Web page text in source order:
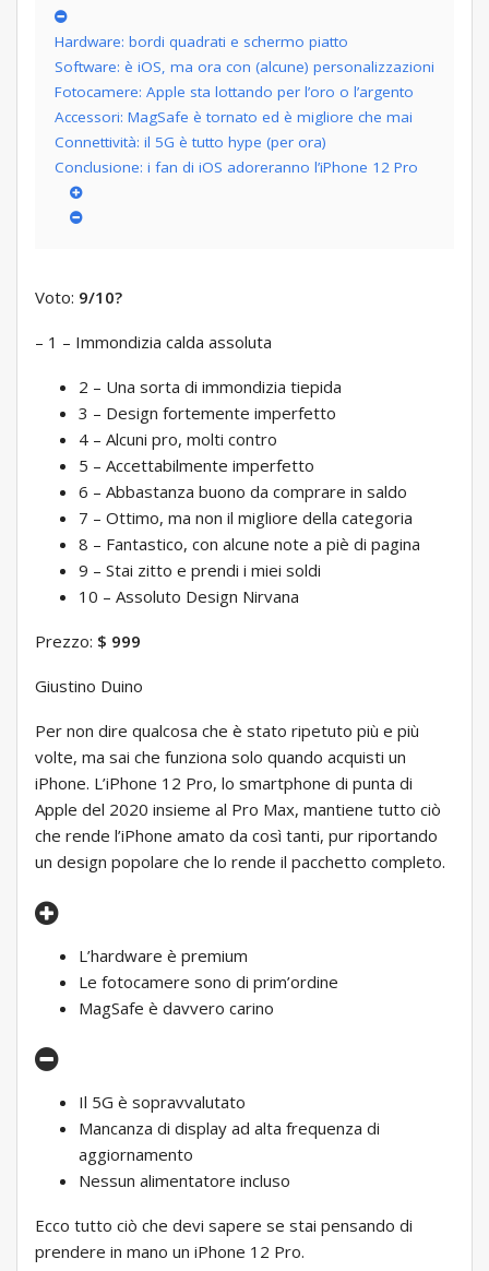
Hardware: bordi quadrati e schermo piatto
Software: è iOS, ma ora con (alcune) personalizzazioni
Fotocamere: Apple sta lottando per l’oro o l’argento
Accessori: MagSafe è tornato ed è migliore che mai
Connettività: il 5G è tutto hype (per ora)
Conclusione: i fan di iOS adoreranno l’iPhone 12 Pro
Voto: 9/10?
– 1 – Immondizia calda assoluta
2 – Una sorta di immondizia tiepida
3 – Design fortemente imperfetto
4 – Alcuni pro, molti contro
5 – Accettabilmente imperfetto
6 – Abbastanza buono da comprare in saldo
7 – Ottimo, ma non il migliore della categoria
8 – Fantastico, con alcune note a piè di pagina
9 – Stai zitto e prendi i miei soldi
10 – Assoluto Design Nirvana
Prezzo: $ 999
Giustino Duino
Per non dire qualcosa che è stato ripetuto più e più
volte, ma sai che funziona solo quando acquisti un
iPhone. L’iPhone 12 Pro, lo smartphone di punta di
Apple del 2020 insieme al Pro Max, mantiene tutto ciò
che rende l’iPhone amato da così tanti, pur riportando
un design popolare che lo rende il pacchetto completo.
L’hardware è premium
Le fotocamere sono di prim’ordine
MagSafe è davvero carino
Il 5G è sopravvalutato
Mancanza di display ad alta frequenza di
aggiornamento
Nessun alimentatore incluso
Ecco tutto ciò che devi sapere se stai pensando di
prendere in mano un iPhone 12 Pro.